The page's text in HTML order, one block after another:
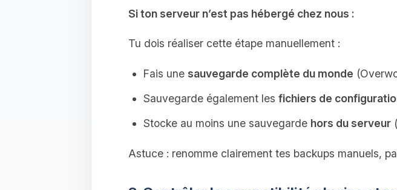
Si ton serveur n’est pas hébergé chez nous :
Tu dois réaliser cette étape manuellement :
Fais une sauvegarde complète du monde
Sauvegarde également les fichiers de
Stocke au moins une sauvegarde hors du serveur
Astuce : renomme clairement tes backups manuels,